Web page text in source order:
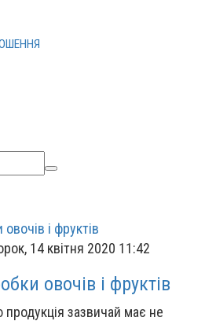
14 квітня 2020 11:42
овочів і фруктів
зазвичай має не